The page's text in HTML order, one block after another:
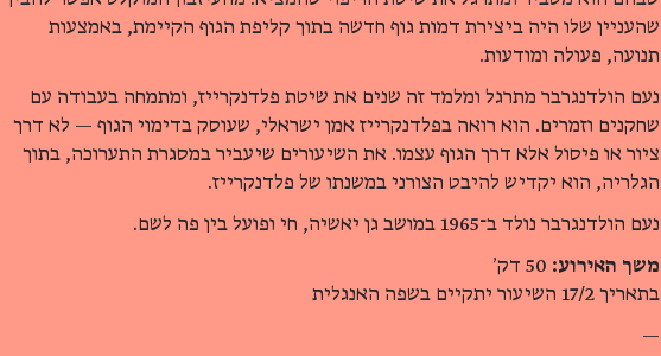
שהעניין שלו היה ביצירת דמות גוף חדשה בתוך קליפת הגוף הקיימת, באמצעות
תנועה, פעולה ומודעות.
נעם הולדנגרבר מתרגל ומלמד זה שנים את שיטת פלדנקרייז, ומתמחה בעבודה עם
שחקנים וזמרים. הוא רואה בפלדנקרייז אמן ישראלי, שעוסק בדימוי הגוף — לא דרך
ציור או פיסול אלא דרך הגוף עצמו. את השיעורים שיעביר במסגרת התערוכה, בתוך
הגלריה, הוא יקדיש להיבט הצורני במשנתו של פלדנקרייז.
נעם הולדנגרבר נולד ב־1965 במושב גן יאשיה, חי ופועל בין פה לשם.
משך האירוע:
בתאריך 17/2 השיעור יתקיים בשפה האנגלית
—